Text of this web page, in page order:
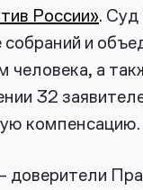
России». Суд
собраний и
человека, а
32
компенсацию.
доверители